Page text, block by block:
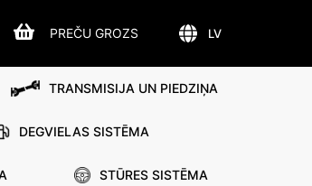
TRANSMISIJA UN PIEDZIŅA
DEGVIELAS SISTĒMA
STŪRES SISTĒMA
LV
PREČU GROZS